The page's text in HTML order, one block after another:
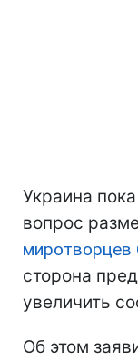
Украина
вопрос
сторона
увеличить
Об этом